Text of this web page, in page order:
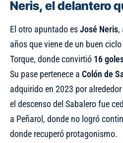
Neris, el delantero
El otro apuntado esJosé Neris,
años que viene de un buen
Torque, donde convirtió 16
Su pase pertenece a Colón de
adquirido en 2023 por
el descenso del Sabalero fue
a Peñarol, donde no logró
donde recuperó protagonismo.